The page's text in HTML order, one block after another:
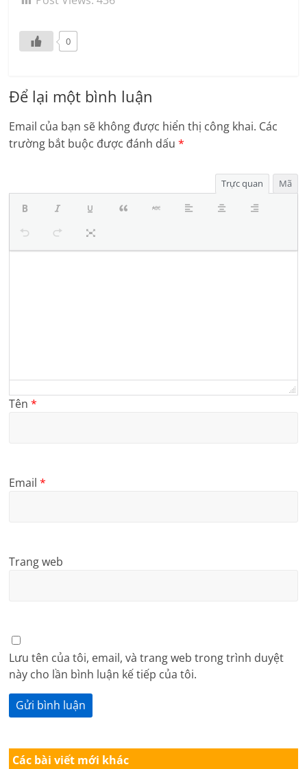
0
Để lại một bình luận
Email của bạn sẽ không được hiển thị công khai. Các
trường bắt buộc được đánh dấu*
Trực quan Mã
Tên*
Email*
Trang web
Lưu tên của tôi, email, và trang web trong trình duyệt
này cho lần bình luận kế tiếp của tôi.
Các bài viết mới khác